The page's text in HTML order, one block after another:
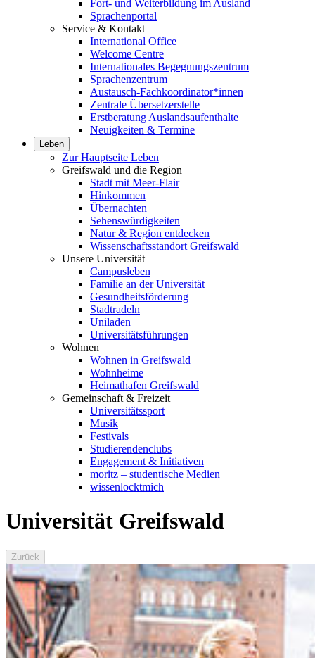
Fort- und Weiterbildung im Ausland
Sprachenportal
Service & Kontakt
International Office
Welcome Centre
Internationales Begegnungszentrum
Sprachenzentrum
Austausch-Fachkoordinator*innen
Zentrale Übersetzerstelle
Erstberatung Auslandsaufenthalte
Neuigkeiten & Termine
Leben
Zur Hauptseite Leben
Greifswald und die Region
Stadt mit Meer-Flair
Hinkommen
Übernachten
Sehenswürdigkeiten
Natur & Region entdecken
Wissenschaftsstandort Greifswald
Unsere Universität
Campusleben
Familie an der Universität
Gesundheitsförderung
Stadtradeln
Uniladen
Universitätsführungen
Wohnen
Wohnen in Greifswald
Wohnheime
Heimathafen Greifswald
Gemeinschaft & Freizeit
Universitätssport
Musik
Festivals
Studierendenclubs
Engagement & Initiativen
moritz – studentische Medien
wissenlocktmich
Universität Greifswald
Zurück